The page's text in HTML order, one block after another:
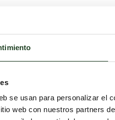
se usan para personalizar el
web con nuestros partners